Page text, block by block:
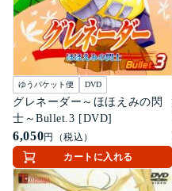
ゆうパケット便 DVD
グレネーダー～ほほえみの閃
士～Bullet.3 [DVD]
6,050円（税込）
カートに入れる